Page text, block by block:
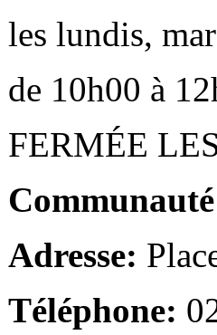
les lundis,
de 10h00 à
FERMÉE
Adresse:
Téléphone: